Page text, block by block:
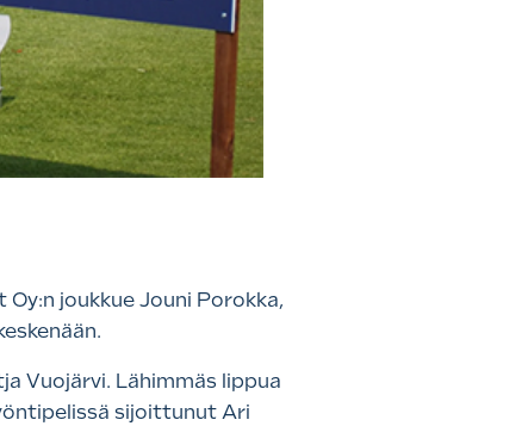
joukkue Jouni Porokka,
Vuojärvi. Lähimmäs lippua
sijoittunut Ari